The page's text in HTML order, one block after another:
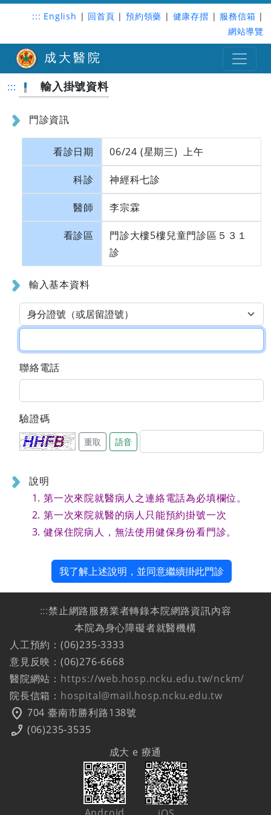
::: English | 回首頁 | 預約領藥 | 健康存摺 | 服務信箱 |
網站導覽
成大醫院
::: 輸入掛號資料
門診資訊
看診日期 06/24 (星期三) 上午
科診 神經科七診
醫師 李宗霖
看診區
門診大樓5樓兒童門診區５３１
診
輸入基本資料
聯絡電話
驗證碼
重取 語音
說明
第一次來院就醫病人之連絡電話為必填欄位。
第一次來院就醫的病人只能預約掛號一次
健保住院病人，無法使用健保身份看門診。
我了解上述說明，並同意繼續掛此門診
:::禁止網路服務業者轉錄本院網路資訊內容
本院為身心障礙者就醫機構
人工預約：(06)235-3333
意見反映：(06)276-6668
醫院網站： https://web.hosp.ncku.edu.tw/nckm/
院長信箱： hospital@mail.hosp.ncku.edu.tw
location_on 704 臺南市勝利路138號
phone_enabled (06)235-3535
成大 e 療通